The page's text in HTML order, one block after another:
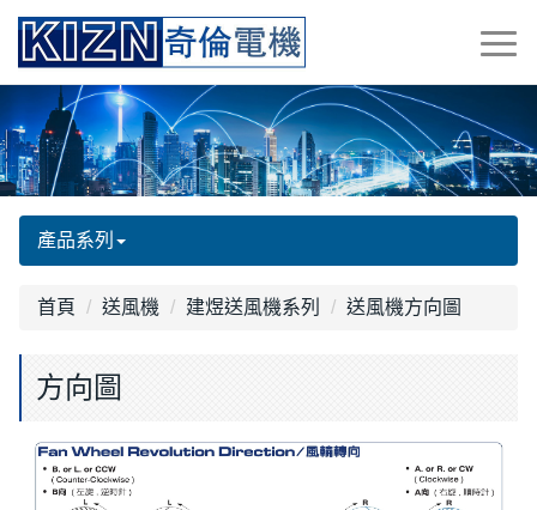
產品系列
首頁 送風機 建煜送風機系列 送風機方向圖
方向圖